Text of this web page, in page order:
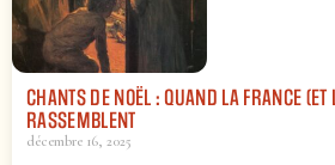
CHANTS DE NOËL : QUAND LA FRANCE (ET
RASSEMBLENT
décembre 16, 2025